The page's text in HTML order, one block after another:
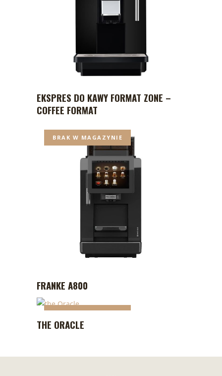
EKSPRES DO KAWY FORMAT ZONE –
COFFEE FORMAT
BRAK W MAGAZYNIE
FRANKE A800
BRAK W MAGAZYNIE
THE ORACLE